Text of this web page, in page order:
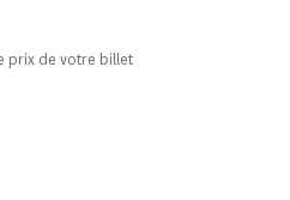
prix de votre billet